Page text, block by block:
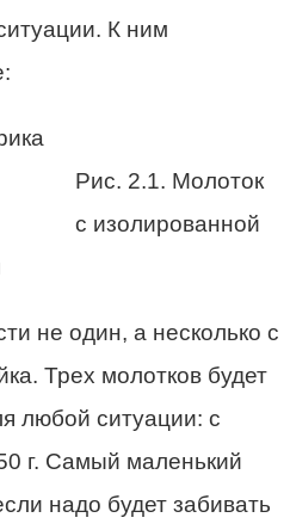
К ним
Рис. 2.1. Молоток
с изолированной
не один, а несколько с
Трех молотков будет
любой ситуации: с
г. Самый маленький
надо будет забивать